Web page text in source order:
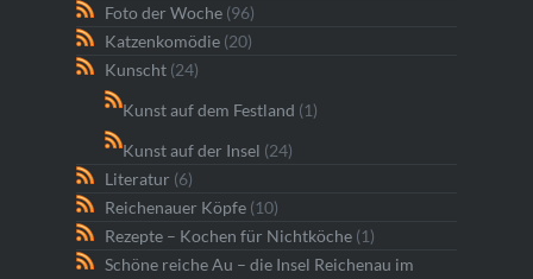
Foto der Woche(96)
Katzenkomödie(20)
Kunscht(24)
Kunst auf dem Festland (1)
Kunst auf der Insel (24)
Literatur (6)
Reichenauer Köpfe(10)
Rezepte – Kochen für Nichtköche(1)
Schöne reiche Au – die Insel Reichenau im